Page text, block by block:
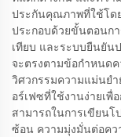
ประกันคุณภาพที่ใช้โด
ประกอบด้วยขั้นตอนก
เทียบ และระบบยืนยัน
จะตรงตามข้อกำหนด
วิศวกรรมความแม่นย
อร์เฟซที่ใช้งานง่ายเพื่
สามารถในการเขียน
ซ้อน ความมุ่งมั่นต่อคว